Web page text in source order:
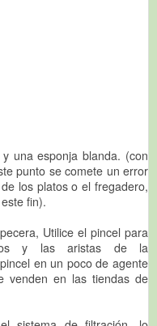
una esponja blanda. (con
punto se comete un error
los platos o el fregadero,
fin).
Utilice el pincel para
y las aristas de la
en un poco de agente
venden en las tiendas de